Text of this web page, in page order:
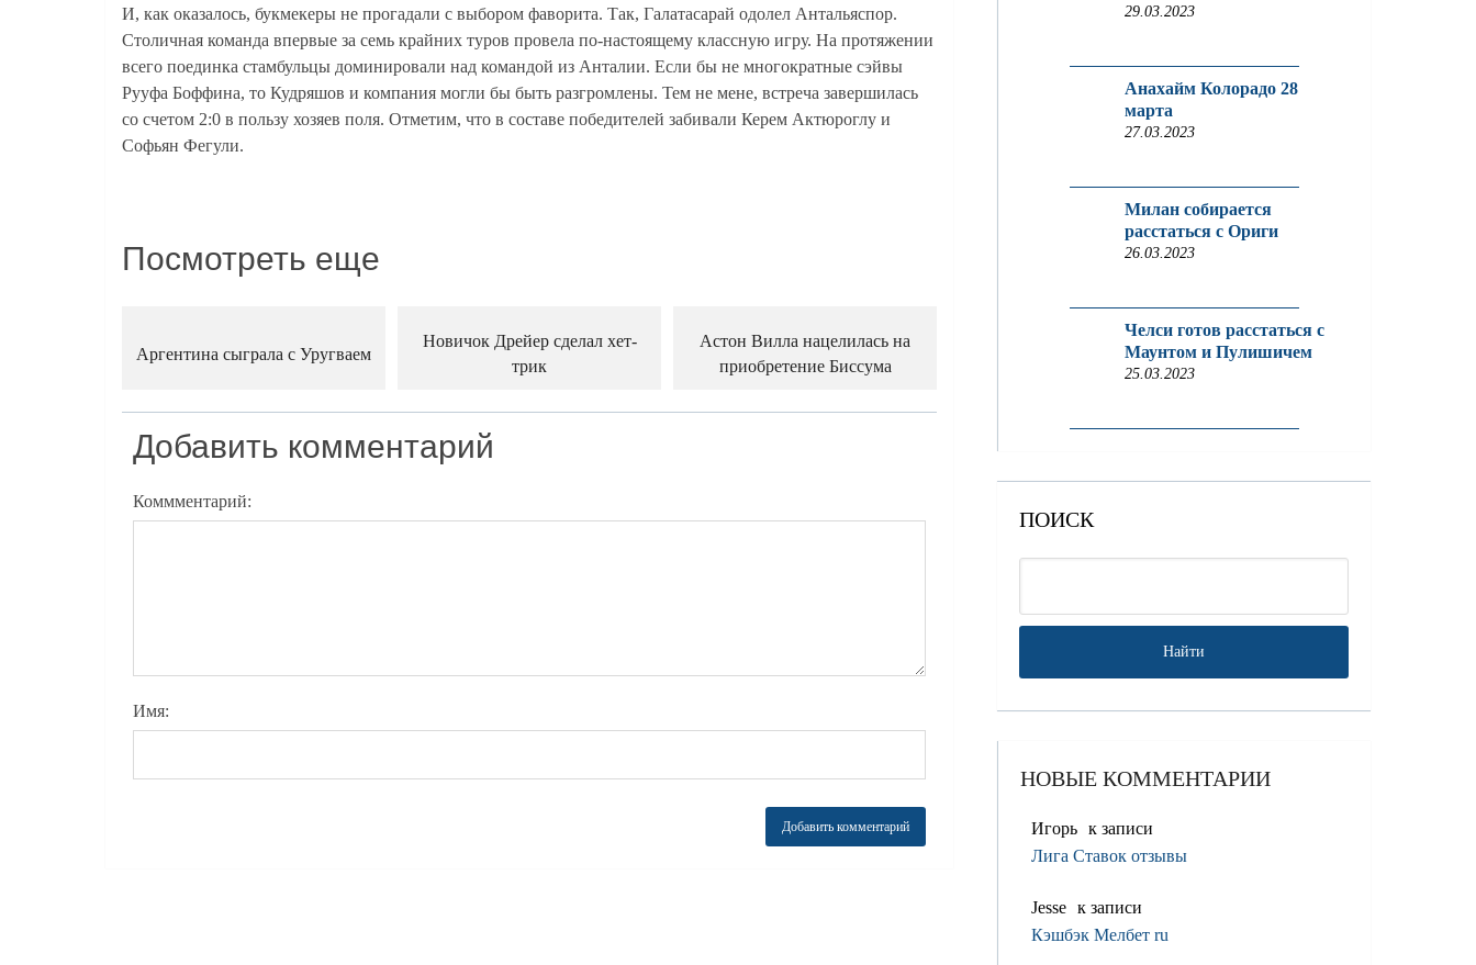
И, как оказалось, букмекеры не прогадали с выбором фаворита. Так, Галатасарай одолел Антальяспор.
Столичная команда впервые за семь крайних туров провела по-настоящему классную игру. На протяжении
всего поединка стамбульцы доминировали над командой из Анталии. Если бы не многократные сэйвы
Рууфа Боффина, то Кудряшов и компания могли бы быть разгромлены. Тем не мене, встреча завершилась
со счетом 2:0 в пользу хозяев поля. Отметим, что в составе победителей забивали Керем Актюроглу и
Софьян Фегули.
Посмотреть еще
Аргентина сыграла с Уругваем
Новичок Дрейер сделал хет-
трик
Астон Вилла нацелилась на
приобретение Биссума
Добавить комментарий
Коммментарий:
Имя:
29.03.2023
Анахайм Колорадо 28
марта
27.03.2023
Милан собирается
расстаться с Ориги
26.03.2023
Челси готов расстаться с
Маунтом и Пулишичем
25.03.2023
ПОИСК
НОВЫЕ КОММЕНТАРИИ
Игорь к записи
Лига Ставок отзывы
Jesse к записи
Кэшбэк Мелбет ru